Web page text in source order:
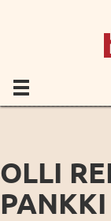
OLLI
PANKKI